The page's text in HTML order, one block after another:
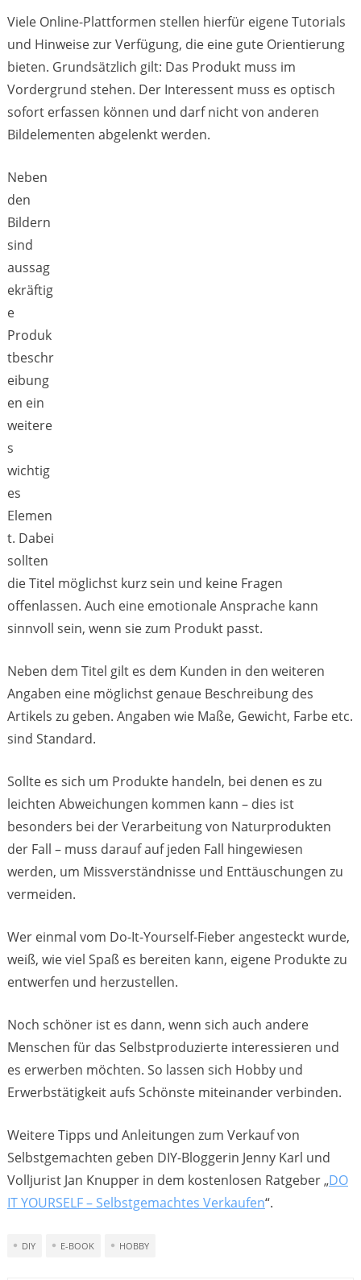
Viele Online-Plattformen stellen hierfür eigene Tutorials
und Hinweise zur Verfügung, die eine gute Orientierung
bieten. Grundsätzlich gilt: Das Produkt muss im
Vordergrund stehen. Der Interessent muss es optisch
sofort erfassen können und darf nicht von anderen
Bildelementen abgelenkt werden.
Neben
den
Bildern
sind
aussag
ekräftig
e
Produk
tbeschr
eibung
en ein
weitere
s
wichtig
es
Elemen
t. Dabei
sollten
die Titel möglichst kurz sein und keine Fragen
offenlassen. Auch eine emotionale Ansprache kann
sinnvoll sein, wenn sie zum Produkt passt.
Neben dem Titel gilt es dem Kunden in den weiteren
Angaben eine möglichst genaue Beschreibung des
Artikels zu geben. Angaben wie Maße, Gewicht, Farbe etc.
sind Standard.
Sollte es sich um Produkte handeln, bei denen es zu
leichten Abweichungen kommen kann – dies ist
besonders bei der Verarbeitung von Naturprodukten
der Fall – muss darauf auf jeden Fall hingewiesen
werden, um Missverständnisse und Enttäuschungen zu
vermeiden.
Wer einmal vom Do-It-Yourself-Fieber angesteckt wurde,
weiß, wie viel Spaß es bereiten kann, eigene Produkte zu
entwerfen und herzustellen.
Noch schöner ist es dann, wenn sich auch andere
Menschen für das Selbstproduzierte interessieren und
es erwerben möchten. So lassen sich Hobby und
Erwerbstätigkeit aufs Schönste miteinander verbinden.
Weitere Tipps und Anleitungen zum Verkauf von
Selbstgemachten geben DIY-Bloggerin Jenny Karl und
Volljurist Jan Knupper in dem kostenlosen Ratgeber „DO
IT YOURSELF – Selbstgemachtes Verkaufen“.
DIY E-BOOK HOBBY